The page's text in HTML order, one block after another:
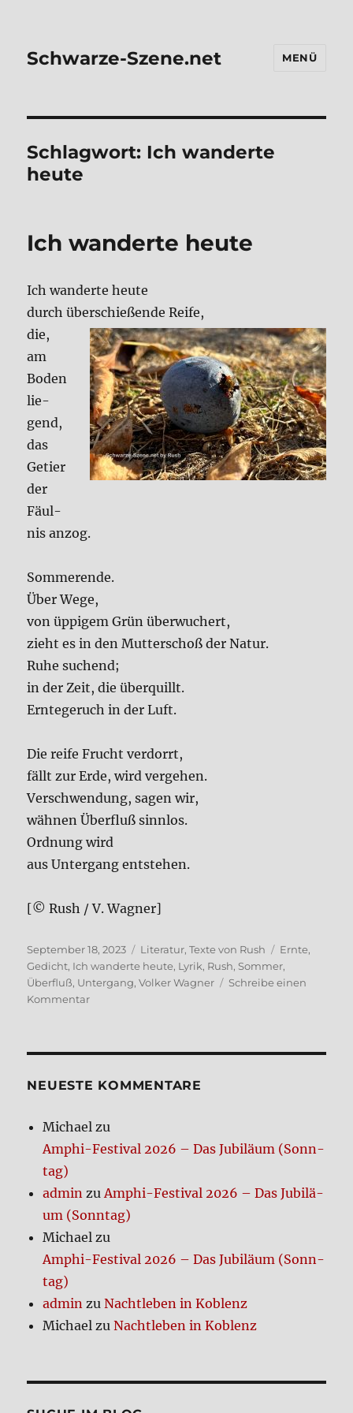
Schwarze-Szene.net MENÜ
Schlagwort: Ich wanderte
heute
Ich wan­der­te heu­te
Ich wan­der­te heu­te
durch über­schie­ßen­de Rei­fe,
die,
am
Boden
lie­
gend,
das
Getier
der
Fäul­
nis anzog.
Som­mer­en­de.
Über Wege,
von üppi­gem Grün über­wu­chert,
zieht es in den Mut­ter­schoß der Natur.
Ruhe suchend;
in der Zeit, die über­quillt.
Ern­te­ge­ruch in der Luft.
Die rei­fe Frucht ver­dorrt,
fällt zur Erde, wird ver­ge­hen.
Ver­schwen­dung, sagen wir,
wäh­nen Über­fluß sinn­los.
Ord­nung wird
aus Unter­gang ent­ste­hen.
[© Rush / V. Wag­ner]
Veröffentlicht
am
September 18, 2023 Kategorien
Literatur,Texte von Rush Schlagwörter
Ernte,
Gedicht, Ich wanderte heute, Lyrik, Rush, Sommer,
Überfluß, Untergang,Volker Wagner
Schreibe einen
Kommentarzu
heu­
NEUE­STE KOM­MEN­TA­RE
Michael zu
Amphi-Festi­val 2026 – Das Jubi­lä­um (Sonn­
tag)
admin zuAmphi-Festi­val 2026 – Das Jubi­lä­
um (Sonn­tag)
Michael zu
Amphi-Festi­val 2026 – Das Jubi­lä­um (Sonn­
tag)
admin zuNacht­le­ben in Koblenz
Michael zuNacht­le­ben in Koblenz